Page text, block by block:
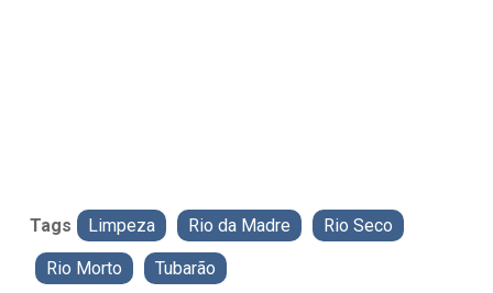
Tags Limpeza Rio da Madre Rio Seco
Rio Morto Tubarão